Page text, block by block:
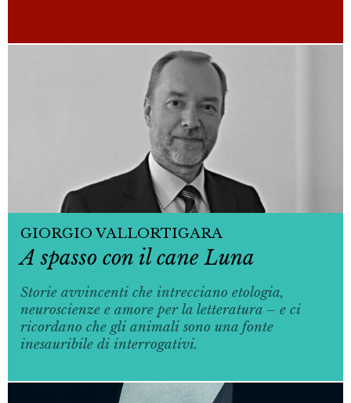
GIORGIO VALLORTIGARA
A spasso con il cane Luna
Storie avvincenti che intrecciano etologia,
neuroscienze e amore per la letteratura – e ci
ricordano che gli animali sono una fonte
inesauribile di interrogativi.